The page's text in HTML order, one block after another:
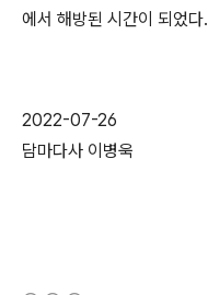
에서 해방된 시간이 되었다.
2022-07-26
담마다사 이병욱